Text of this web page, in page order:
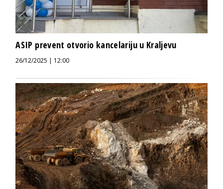
ASIP prevent otvorio kancelariju u Kraljevu
26/12/2025 | 12:00